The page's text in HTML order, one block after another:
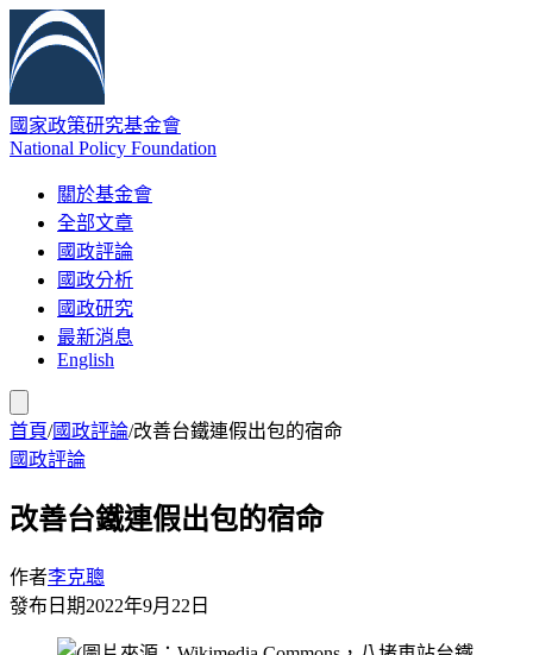
國家政策研究基金會
National Policy Foundation
關於基金會
全部文章
國政評論
國政分析
國政研究
最新消息
English
首頁/國政評論/改善台鐵連假出包的宿命
國政評論
改善台鐵連假出包的宿命
作者李克聰
發布日期2022年9月22日